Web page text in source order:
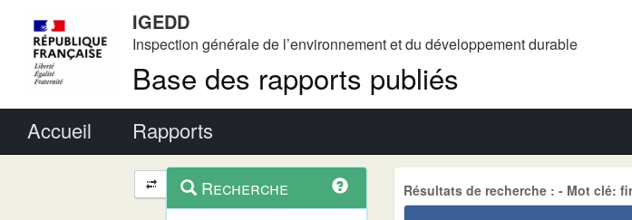
IGEDD
Inspection générale de l’environnement et du développement durable
Base des rapports publiés
Accueil Rapports
Navigation
et
outils
contextuel
Recherche Résultats de recherche : - Mot clé: